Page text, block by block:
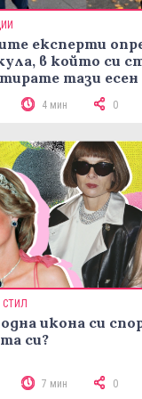
експерти
в който си
тази есен
4 мин 0
икона си
си?
7 мин 0